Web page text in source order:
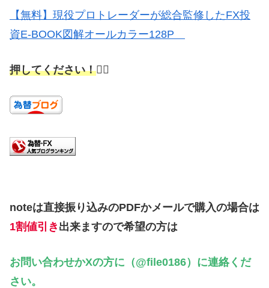
【無料】現役プロトレーダーが総合監修したFX投
資E-BOOK図解オールカラー128P
押してください！🙇‍♂️
noteは直接振り込みのPDFかメールで購入の場合は
1割値引き 出来ますので希望の方は
お問い合わせかXの方に（@file0186）に連絡くだ
さい。